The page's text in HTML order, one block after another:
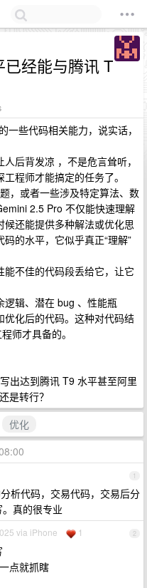
经能与腾讯 T
些代码相关能力，说实话，
后背发凉 ，不是危言耸听，
程师才能搞定的任务了。
，或者一些涉及特定算法、数
2.5 Pro 不仅能快速理解
还能提供多种解法或优化思
的水平，它似乎真正“理解”
不佳的代码段丢给它，让它
逻辑、潜在 bug 、性能瓶
化后的代码。这种对代码结
师才具备的。
出达到腾讯 T9 水平甚至阿里
是转行？
优化
1
析代码，交易代码，交易后分
真的很专业
2
via iPhone 1
点就抓瞎